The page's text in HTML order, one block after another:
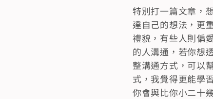
特別打一篇文章，
達自己的想法，更
禮貌，有些人則偏
的人溝通，若你想
整溝通方式，可以
式，我覺得更能學
你會與比你小二十